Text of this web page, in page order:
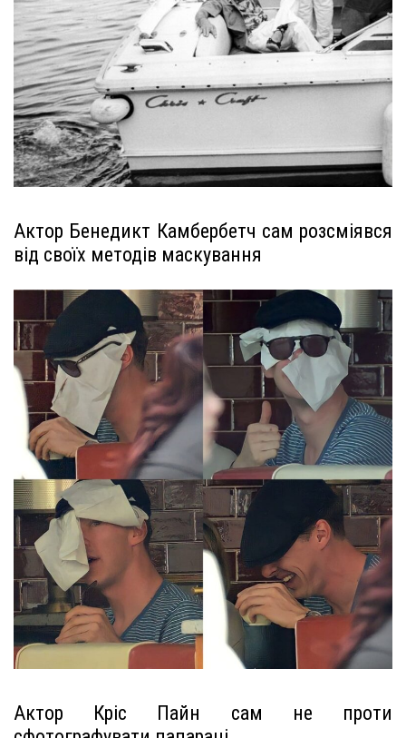
Актор Бенедикт Камбербетч сам розсміявся
від своїх методів маскування
Актор Кріс Пайн сам не проти